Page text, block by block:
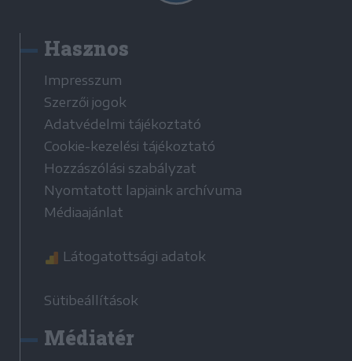
Hasznos
Impresszum
Szerzői jogok
Adatvédelmi tájékoztató
Cookie-kezelési tájékoztató
Hozzászólási szabályzat
Nyomtatott lapjaink archívuma
Médiaajánlat
Látogatottsági adatok
Sütibeállítások
Médiatér